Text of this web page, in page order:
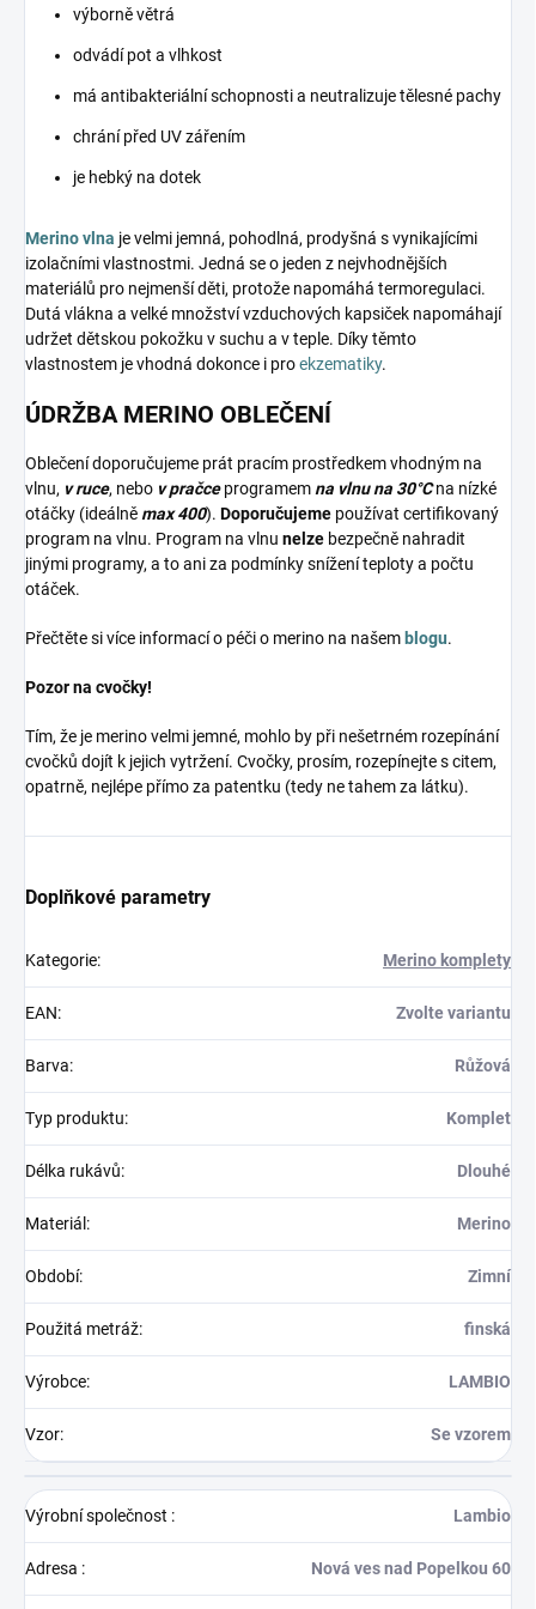
výborně větrá
odvádí pot a vlhkost
má antibakteriální schopnosti a neutralizuje tělesné pachy
chrání před UV zářením
je hebký na dotek
Merino vlna je velmi jemná, pohodlná, prodyšná s vynikajícími
izolačními vlastnostmi. Jedná se o jeden z nejvhodnějších
materiálů pro nejmenší děti, protože napomáhá termoregulaci.
Dutá vlákna a velké množství vzduchových kapsiček napomáhají
udržet dětskou pokožku v suchu a v teple. Díky těmto
vlastnostem je vhodná dokonce i proekzematiky.
ÚDRŽBA MERINO OBLEČENÍ
Oblečení doporučujeme prát pracím prostředkem vhodným na
vlnu, v ruce, nebo v pračceprogramemna vlnu na 30°Cna nízké
otáčky (ideálněmax 400). Doporučujeme používat certifikovaný
program na vlnu. Program na vlnu nelze bezpečně nahradit
jinými programy, a to ani za podmínky snížení teploty a počtu
otáček.
Přečtěte si více informací o péči o merino na našem blogu.
Pozor na cvočky!
Tím, že je merino velmi jemné, mohlo by při nešetrném rozepínání
cvočků dojít k jejich vytržení. Cvočky, prosím, rozepínejte s citem,
opatrně, nejlépe přímo za patentku (tedy ne tahem za látku).
Doplňkové parametry
Kategorie: Merino komplety
EAN: Zvolte variantu
Barva: Růžová
Typ produktu: Komplet
Délka rukávů: Dlouhé
Materiál : Merino
Období: Zimní
Použitá metráž: finská
Výrobce: LAMBIO
Vzor: Se vzorem
Výrobní společnost : Lambio
Adresa : Nová ves nad Popelkou 60